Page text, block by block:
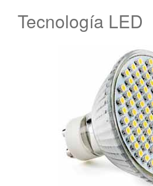
Tecnología LED